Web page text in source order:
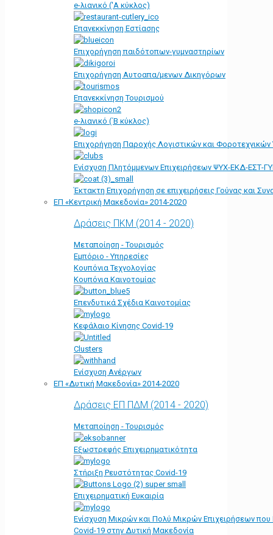
e-λιανικό ('Α κύκλος)
Επανεκκίνηση Εστίασης
Επιχορήγηση παιδότοπων-γυμναστηρίων
Επιχορήγηση Αυτοαπα/μενων Δικηγόρων
Επανεκκίνηση Τουρισμού
e-λιανικό (΄Β κύκλος)
Επιχορήγηση Παροχής Λογιστικών και
Ενίσχυση Πλητόμμενων Επιχειρήσεων ΨΥΧ-ΕΚΔ-ΕΣΤ-
Έκτακτη Επιχορήγηση σε επιχειρήσεις Γούνας και
ΕΠ «Kεντρική Μακεδονία» 2014-2020
Δράσεις ΠΚΜ (2014 - 2020)
Μεταποίηση - Τουρισμός
Εμπόριο - Υπηρεσίες
Κουπόνια Τεχνολογίας
Κουπόνια Καινοτομίας
Επενδυτικά Σχέδια Καινοτομίας
Κεφάλαιο Κίνησης Covid-19
Clusters
Ενίσχυση Ανέργων
ΕΠ «Δυτική Μακεδονία» 2014-2020
Δράσεις ΕΠ ΠΔΜ (2014 - 2020)
Μεταποίηση - Τουρισμός
Εξωστρεφής Επιχειρηματικότητα
Στήριξη Ρευστότητας Covid-19
Επιχειρηματική Ευκαιρία
Ενίσχυση Μικρών και Πολύ Μικρών Επιχειρήσεων
Covid-19 στην Δυτική Μακεδονία